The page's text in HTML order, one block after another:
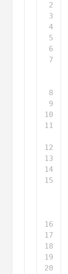
2
3
4
5
6
7
8
9
10
11
12
13
14
15
16
17
18
19
20